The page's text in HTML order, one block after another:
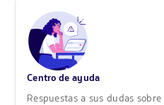
Centro de ayuda
Respuestas a sus dudas